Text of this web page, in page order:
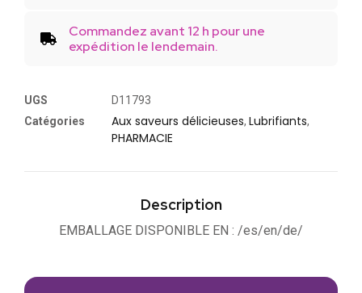
Commandez avant 12 h pour une
expédition le lendemain.
UGS
D11793
Catégories
Aux saveurs délicieuses, Lubrifiants,
PHARMACIE
Description
EMBALLAGE DISPONIBLE EN : /es/en/de/